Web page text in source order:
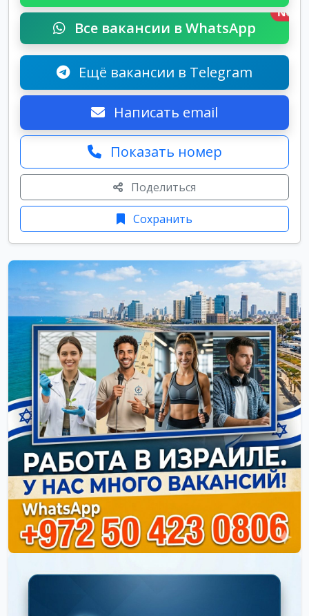
Все вакансии в WhatsApp
New
Ещё вакансии в Telegram
Написать email
Показать номер
Поделиться
Сохранить